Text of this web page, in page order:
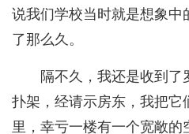
说我们学校当时就是想象中
了那么久。
隔不久，我还是收到
扑架，经请示房东，我把它
里，幸亏一楼有一个宽敞的